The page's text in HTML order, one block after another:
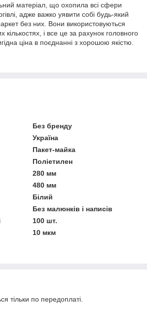
матеріал, що охопила всі сфери
адже важко уявити собі будь-який
без них. Вони використовуються
і все це за рахунок головного
ціна в поєднанні з хорошою якістю.
Без бренду
Україна
Пакет-майка
Поліетилен
280 мм
480 мм
Білий
Без малюнків і написів
100 шт.
10 мкм
тільки по передоплаті.